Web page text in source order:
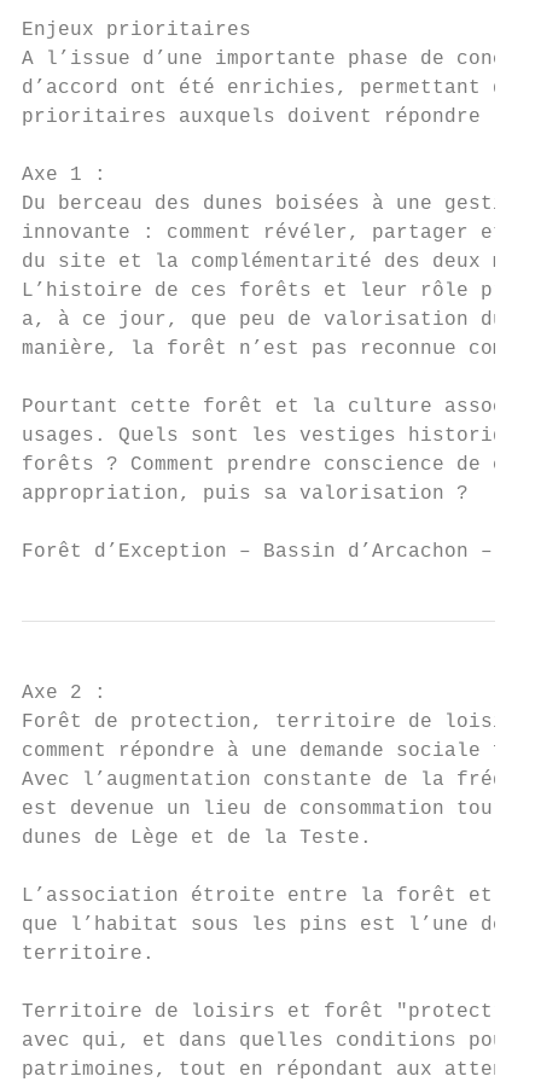
Enjeux prioritaires
A l’issue d’une importante phase de
d’accord ont été enrichies, permettant de
prioritaires auxquels doivent répondre les
Axe 1 :
Du berceau des dunes boisées à une
innovante : comment révéler, partager et
du site et la complémentarité des deux
L’histoire de ces forêts et leur rôle
a, à ce jour, que peu de valorisation du
manière, la forêt n’est pas reconnue
Pourtant cette forêt et la culture
usages. Quels sont les vestiges
forêts ? Comment prendre conscience de
appropriation, puis sa valorisation ?
Forêt d’Exception – Bassin
Axe 2 :
Forêt de protection, territoire de loisir,
comment répondre à une demande sociale
Avec l’augmentation constante de la
est devenue un lieu de consommation
dunes de Lège et de la Teste.
L’association étroite entre la forêt et la
que l’habitat sous les pins est l’une des
territoire.
Territoire de loisirs et forêt "protectrice"
avec qui, et dans quelles conditions pour
patrimoines, tout en répondant aux